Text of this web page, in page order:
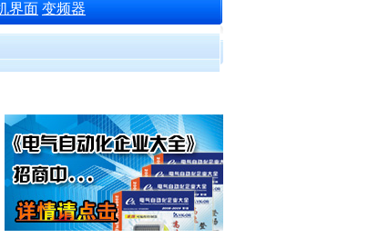
界面 变频器